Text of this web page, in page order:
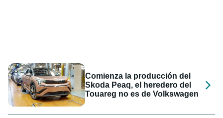
Comienza la producción del
Skoda Peaq, el heredero del
Touareg no es de Volkswagen